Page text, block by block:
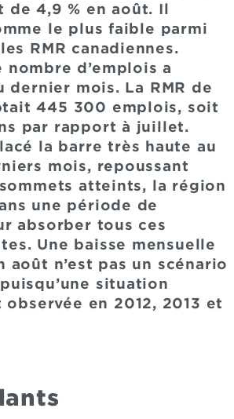
de 4,9 % en août. Il
le plus faible parmi
RMR canadiennes.
nombre d’emplois a
dernier mois. La RMR de
445 300 emplois, soit
par rapport à juillet.
la barre très haute au
mois, repoussant
atteints, la région
une période de
absorber tous ces
Une baisse mensuelle
août n’est pas un scénario
situation
observée en 2012, 2013 et